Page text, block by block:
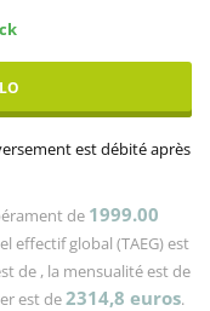
est débité après
de 1999.00
effectif global (TAEG) est
de , la mensualité est de
est de2314,8 euros.